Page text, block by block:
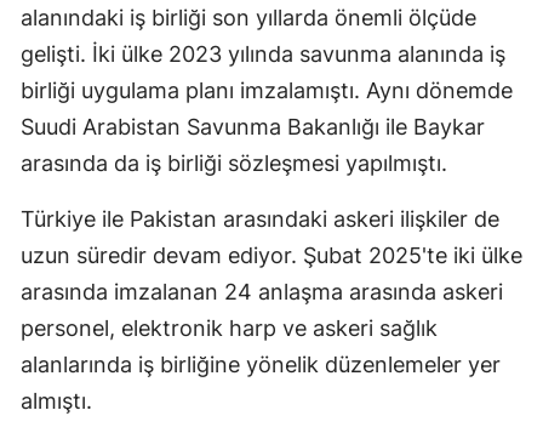
alanındaki iş birliği son yıllarda önemli ölçüde
gelişti. İki ülke 2023 yılında savunma alanında iş
birliği uygulama planı imzalamıştı. Aynı dönemde
Suudi Arabistan Savunma Bakanlığı ile Baykar
arasında da iş birliği sözleşmesi yapılmıştı.
Türkiye ile Pakistan arasındaki askeri ilişkiler de
uzun süredir devam ediyor. Şubat 2025'te iki ülke
arasında imzalanan 24 anlaşma arasında askeri
personel, elektronik harp ve askeri sağlık
alanlarında iş birliğine yönelik düzenlemeler yer
almıştı.